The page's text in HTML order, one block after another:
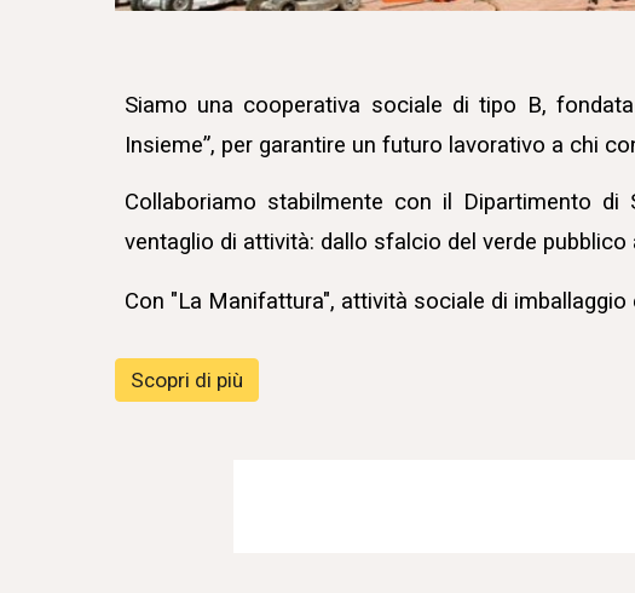
Siamo una cooperativa sociale di tipo B,
Insieme”, per garantire un futuro lavorativo a chi
Collaboriamo stabilmente con il Dipartimento
ventaglio di attività: dallo sfalcio del verde
Con "La Manifattura", attività sociale di
Scopri di più